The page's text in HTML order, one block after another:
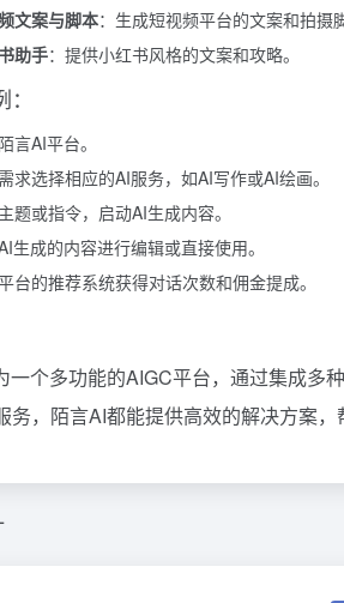
文案与脚本：生成短视频平台的文案和拍摄
助手：提供小红书风格的文案和攻略。
言AI平台。
求选择相应的AI服务，如AI写作或AI绘画。
题或指令，启动AI生成内容。
生成的内容进行编辑或直接使用。
台的推荐系统获得对话次数和佣金提成。
一个多功能的AIGC平台，通过集成多
务，陌言AI都能提供高效的解决方案，